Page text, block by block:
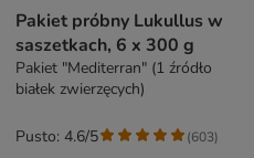
Pakiet próbny Lukullus w
saszetkach, 6 x 300 g
Pakiet "Mediterran" (1 źródło
białek zwierzęcych)
Pusto: 4.6/5 (603)